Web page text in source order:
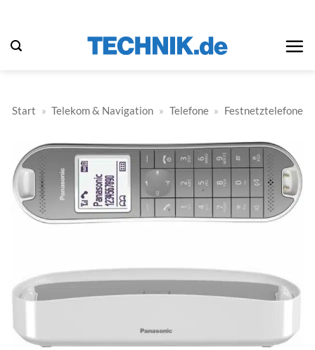
springen
Start » Telekom & Navigation » Telefone » Festnetztelefone